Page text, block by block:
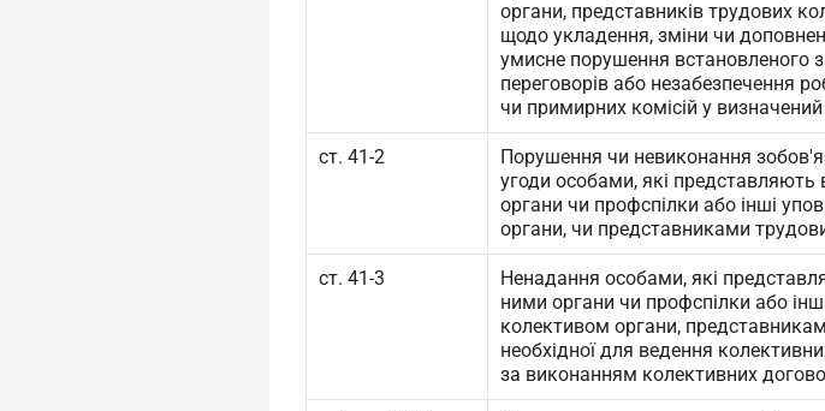
органи, представників трудових
щодо укладення, зміни чи
умисне порушення встановленого
переговорів або незабезпечення
чи примирних комісій у
ст. 41-2
Порушення чи невиконання
угоди особами, які
органи чи профспілки або інші
органи, чи представниками
ст. 41-3
Ненадання особами, які
ними органи чи профспілки або
колективом органи,
необхідної для ведення
за виконанням колективних